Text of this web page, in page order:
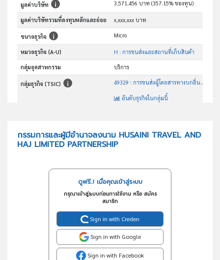
มูลค่าบริษัท 3,571,456 บาท (357.15% ของทุน)
มูลค่าบริษัทรวมที่ลงทุนหลักและย่อย x,xxx,xxx บาท
ขนาดธุรกิจ Micro
หมวดธุรกิจ (A-U) H : การขนส่งและสถานที่เก็บสินค้า
กลุ่มอุตสาหกรรม บริการ
กลุ่มธุรกิจ (TSIC) 49329 : การขนส่งผู้โดยสารทางบกอื่นๆซึ่งมิได้จัดประเภทไว้ในที่อื่น
อันดับธุรกิจในกลุ่มนี้
กรรมการและผู้มีอำนาจลงนาม HUSAINI TRAVEL AND
HAJ LIMITED PARTNERSHIP
ดูฟรี..! เมื่อคุณเข้าสู่ระบบ
กรุณาเข้าสู่ระบบก่อนการใช้งาน หรือ สมัคร
สมาชิก
Sign in with Creden
Sign in with Google
Sign in with Facebook